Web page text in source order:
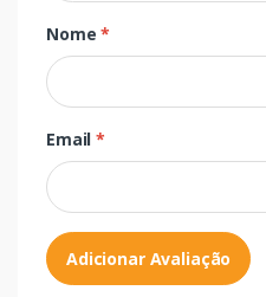
Nome*
Email*
Adicionar Avaliação